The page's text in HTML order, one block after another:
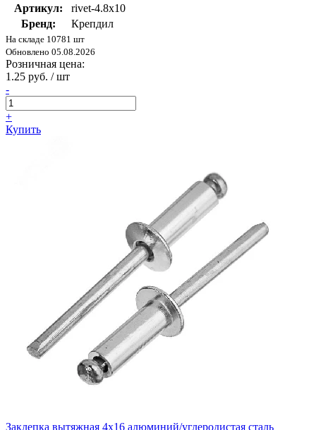
Артикул:
rivet-4.8х10
Бренд:
Крепдил
На складе 10781 шт
Обновлено 05.08.2026
Розничная цена:
1.25 руб. / шт
-
+
Купить
Заклепка вытяжная 4х16 алюминий/углеродистая сталь